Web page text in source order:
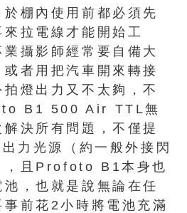
棚內使用前都必須先
拉電線才能開始工
攝影師經常要自備大
者用把汽車開來轉接
燈出力又不太夠，不
B1 500 Air TTL無
決所有問題，不僅提
力光源（約一般外接閃
，且Profoto B1本身也
，也就是說無論在任
前花2小時將電池充滿